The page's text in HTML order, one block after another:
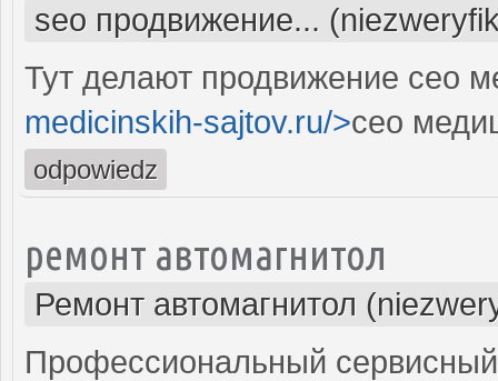
seo продвижение...
Тут делают продвижение сео
medicinskih-sajtov.ru/>сео
odpowiedz
ремонт автомагнитол
Ремонт автомагнитол
Профессиональный